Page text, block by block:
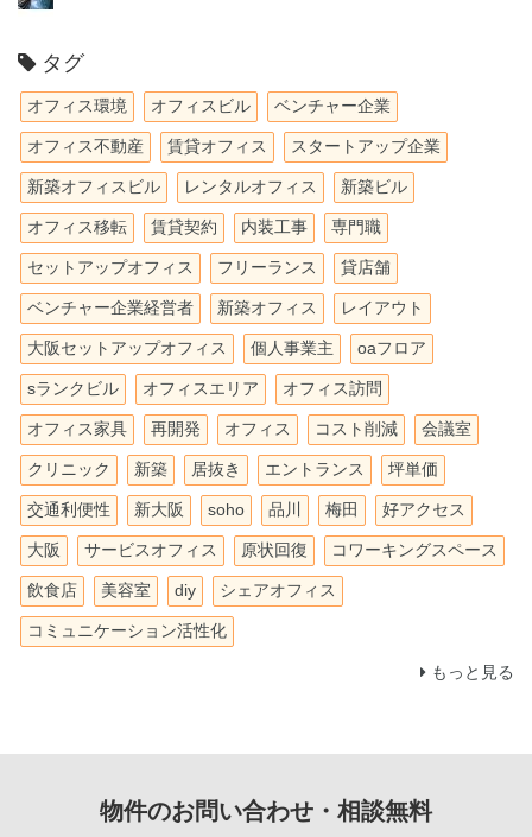
タグ
オフィス環境 オフィスビル ベンチャー企業
オフィス不動産 賃貸オフィス スタートアップ企業
新築オフィスビル レンタルオフィス 新築ビル
オフィス移転 賃貸契約 内装工事 専門職
セットアップオフィス フリーランス 貸店舗
ベンチャー企業経営者 新築オフィス レイアウト
大阪セットアップオフィス 個人事業主 oaフロア
sランクビル オフィスエリア オフィス訪問
オフィス家具 再開発 オフィス コスト削減 会議室
クリニック 新築 居抜き エントランス 坪単価
交通利便性 新大阪 soho 品川 梅田 好アクセス
大阪 サービスオフィス 原状回復 コワーキングスペース
飲食店 美容室 diy シェアオフィス
コミュニケーション活性化
もっと見る
物件のお問い合わせ・相談無料